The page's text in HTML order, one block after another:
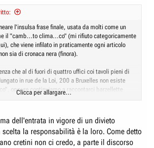
l'insulsa frase finale, usata da molti come un
il "camb...to clima...co" (mi rifiuto categoricamente
che viene infilato in praticamente ogni articolo
sia di cronaca nera (finora).
che al di fuori di quattro uffici coi tavoli pieni di
in rue de la Loi, 200 a Bruxelles non esiste
oppure continuiamo a raccontarci barzellette
che conta e conterà sempre di più, ha altro in
Clicca per allargare...
dell'entrata in vigore di un divieto
scelta la responsabilità è la loro. Come detto
cretini non ci credo, a parte il discorso